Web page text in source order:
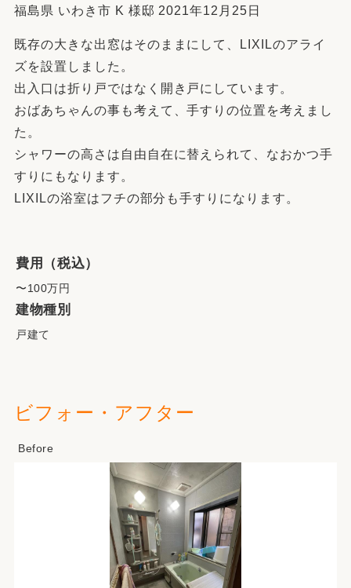
福島県 いわき市 K 様邸 2021年12月25日
既存の大きな出窓はそのままにして、LIXILのアライ
ズを設置しました。
出入口は折り戸ではなく開き戸にしています。
おばあちゃんの事も考えて、手すりの位置を考えまし
た。
シャワーの高さは自由自在に替えられて、なおかつ手
すりにもなります。
LIXILの浴室はフチの部分も手すりになります。
費用（税込）
〜100万円
建物種別
戸建て
ビフォー・アフター